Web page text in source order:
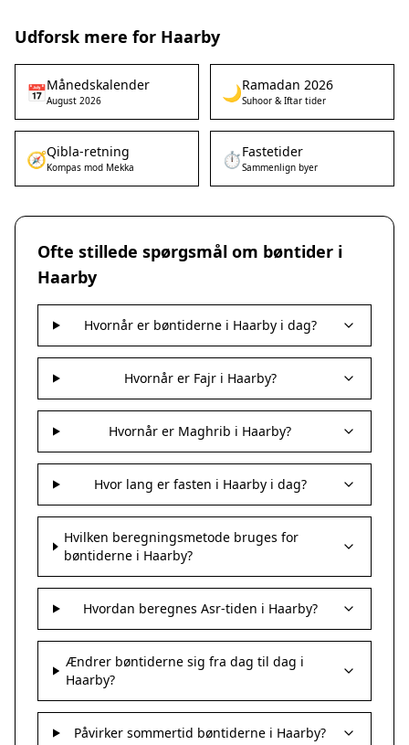
Udforsk mere for Haarby
📅Månedskalender
August 2026 🌙Ramadan 2026
Suhoor & Iftar tider
🧭Qibla-retning
Kompas mod Mekka ⏱️Fastetider
Sammenlign byer
Ofte stillede spørgsmål om bøntider i
Haarby
Hvornår er bøntiderne i Haarby i dag?
Hvornår er Fajr i Haarby?
Hvornår er Maghrib i Haarby?
Hvor lang er fasten i Haarby i dag?
Hvilken beregningsmetode bruges for
bøntiderne i Haarby?
Hvordan beregnes Asr-tiden i Haarby?
Ændrer bøntiderne sig fra dag til dag i
Haarby?
Påvirker sommertid bøntiderne i Haarby?